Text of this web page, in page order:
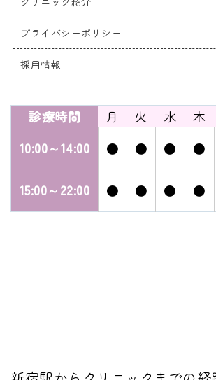
プライバシーポリシー
採用情報
診療時間 月 火 水 木
10:00～14:00
● ● ● ●
15:00～22:00 ● ● ● ●